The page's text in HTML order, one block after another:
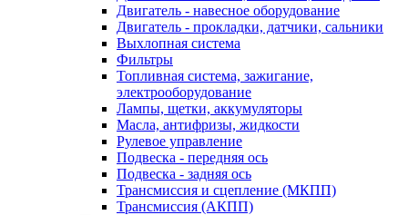
Двигатель - навесное оборудование
Двигатель - прокладки, датчики, сальники
Выхлопная система
Фильтры
Топливная система, зажигание,
электрооборудование
Лампы, щетки, аккумуляторы
Масла, антифризы, жидкости
Рулевое управление
Подвеска - передняя ось
Подвеска - задняя ось
Трансмиссия и сцепление (МКПП)
Трансмиссия (АКПП)